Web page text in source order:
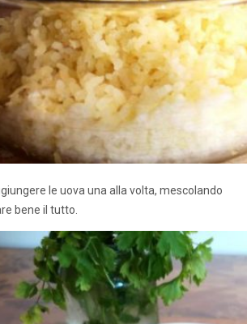
le uova una alla volta, mescolando
bene il tutto.